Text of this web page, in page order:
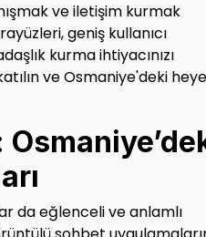
ve iletişim kurmak
geniş kullanıcı
kurma ihtiyacınızı
ve Osmaniye'deki
da eğlenceli ve anlamlı